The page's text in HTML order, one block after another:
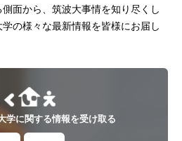
面から、筑波大事情を知り尽くし
の様々な最新情報を皆様にお届し
学に関する情報を受け取る